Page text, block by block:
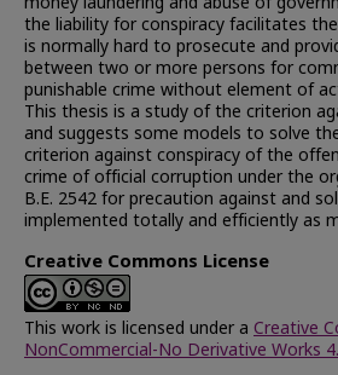
the liability for conspiracy facilitates
is normally hard to prosecute and
between two or more persons for
punishable crime without element of
This thesis is a study of the criterion
and suggests some models to solve
criterion against conspiracy of the
crime of official corruption under the
B.E. 2542 for precaution against and
implemented totally and efficiently as
Creative Commons License
This work is licensed under a Creative
NonCommercial-No Derivative Works